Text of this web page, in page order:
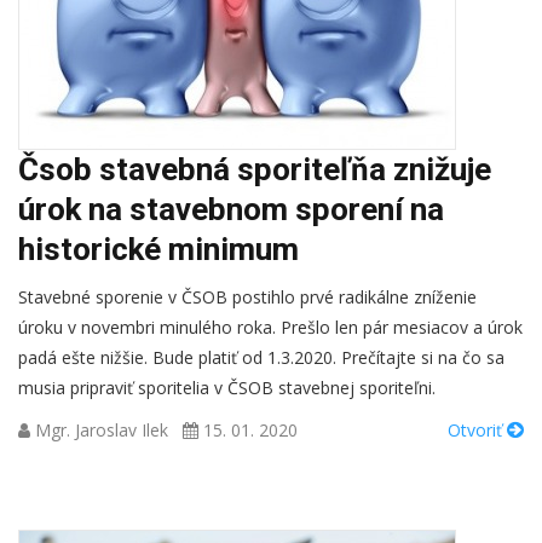
Čsob stavebná sporiteľňa znižuje
úrok na stavebnom sporení na
historické minimum
Stavebné sporenie v ČSOB postihlo prvé radikálne zníženie
úroku v novembri minulého roka. Prešlo len pár mesiacov a úrok
padá ešte nižšie. Bude platiť od 1.3.2020. Prečítajte si na čo sa
musia pripraviť sporitelia v ČSOB stavebnej sporiteľni.
Mgr. Jaroslav Ilek
15. 01. 2020 Otvoriť